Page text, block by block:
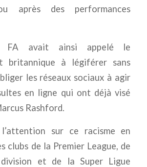
après des performances
FA avait ainsi appelé le
britannique à légiférer sans
les réseaux sociaux à agir
en ligne qui ont déjà visé
Rashford.
sur ce racisme en
clubs de la Premier League, de
et de la Super Ligue